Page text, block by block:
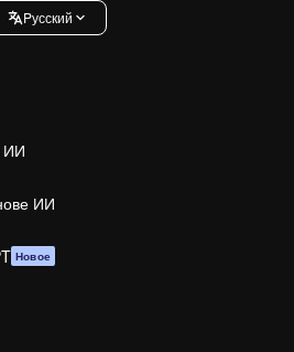
Pусский
ИИ
ИИ
Новое